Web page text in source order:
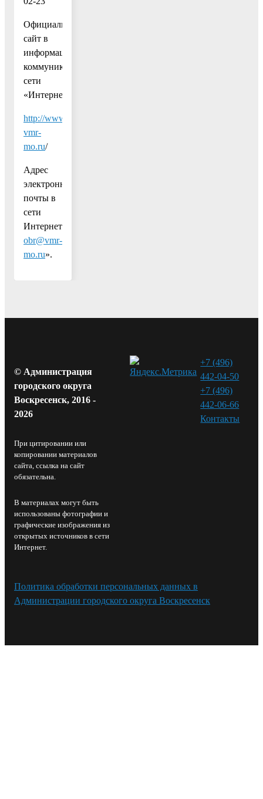
Официальный
сайт в
информационно-
коммуникационной
сети
«Интернет»:
http://www.uo-
vmr-
mo.ru/
Адрес
электронной
почты в
сети
Интернет:
obr@vmr-
mo.ru».
© Администрация
городского округа
Воскресенск, 2016 -
2026
При цитировании или
копировании материалов
сайта, ссылка на сайт
обязательна.
В материалах могут быть
использованы фотографии и
графические изображения из
открытых источников в сети
Интернет.
+7 (496)
442-04-50
+7 (496)
442-06-66
Контакты⁠
Политика обработки персональных данных в
Администрации городского округа Воскресенск